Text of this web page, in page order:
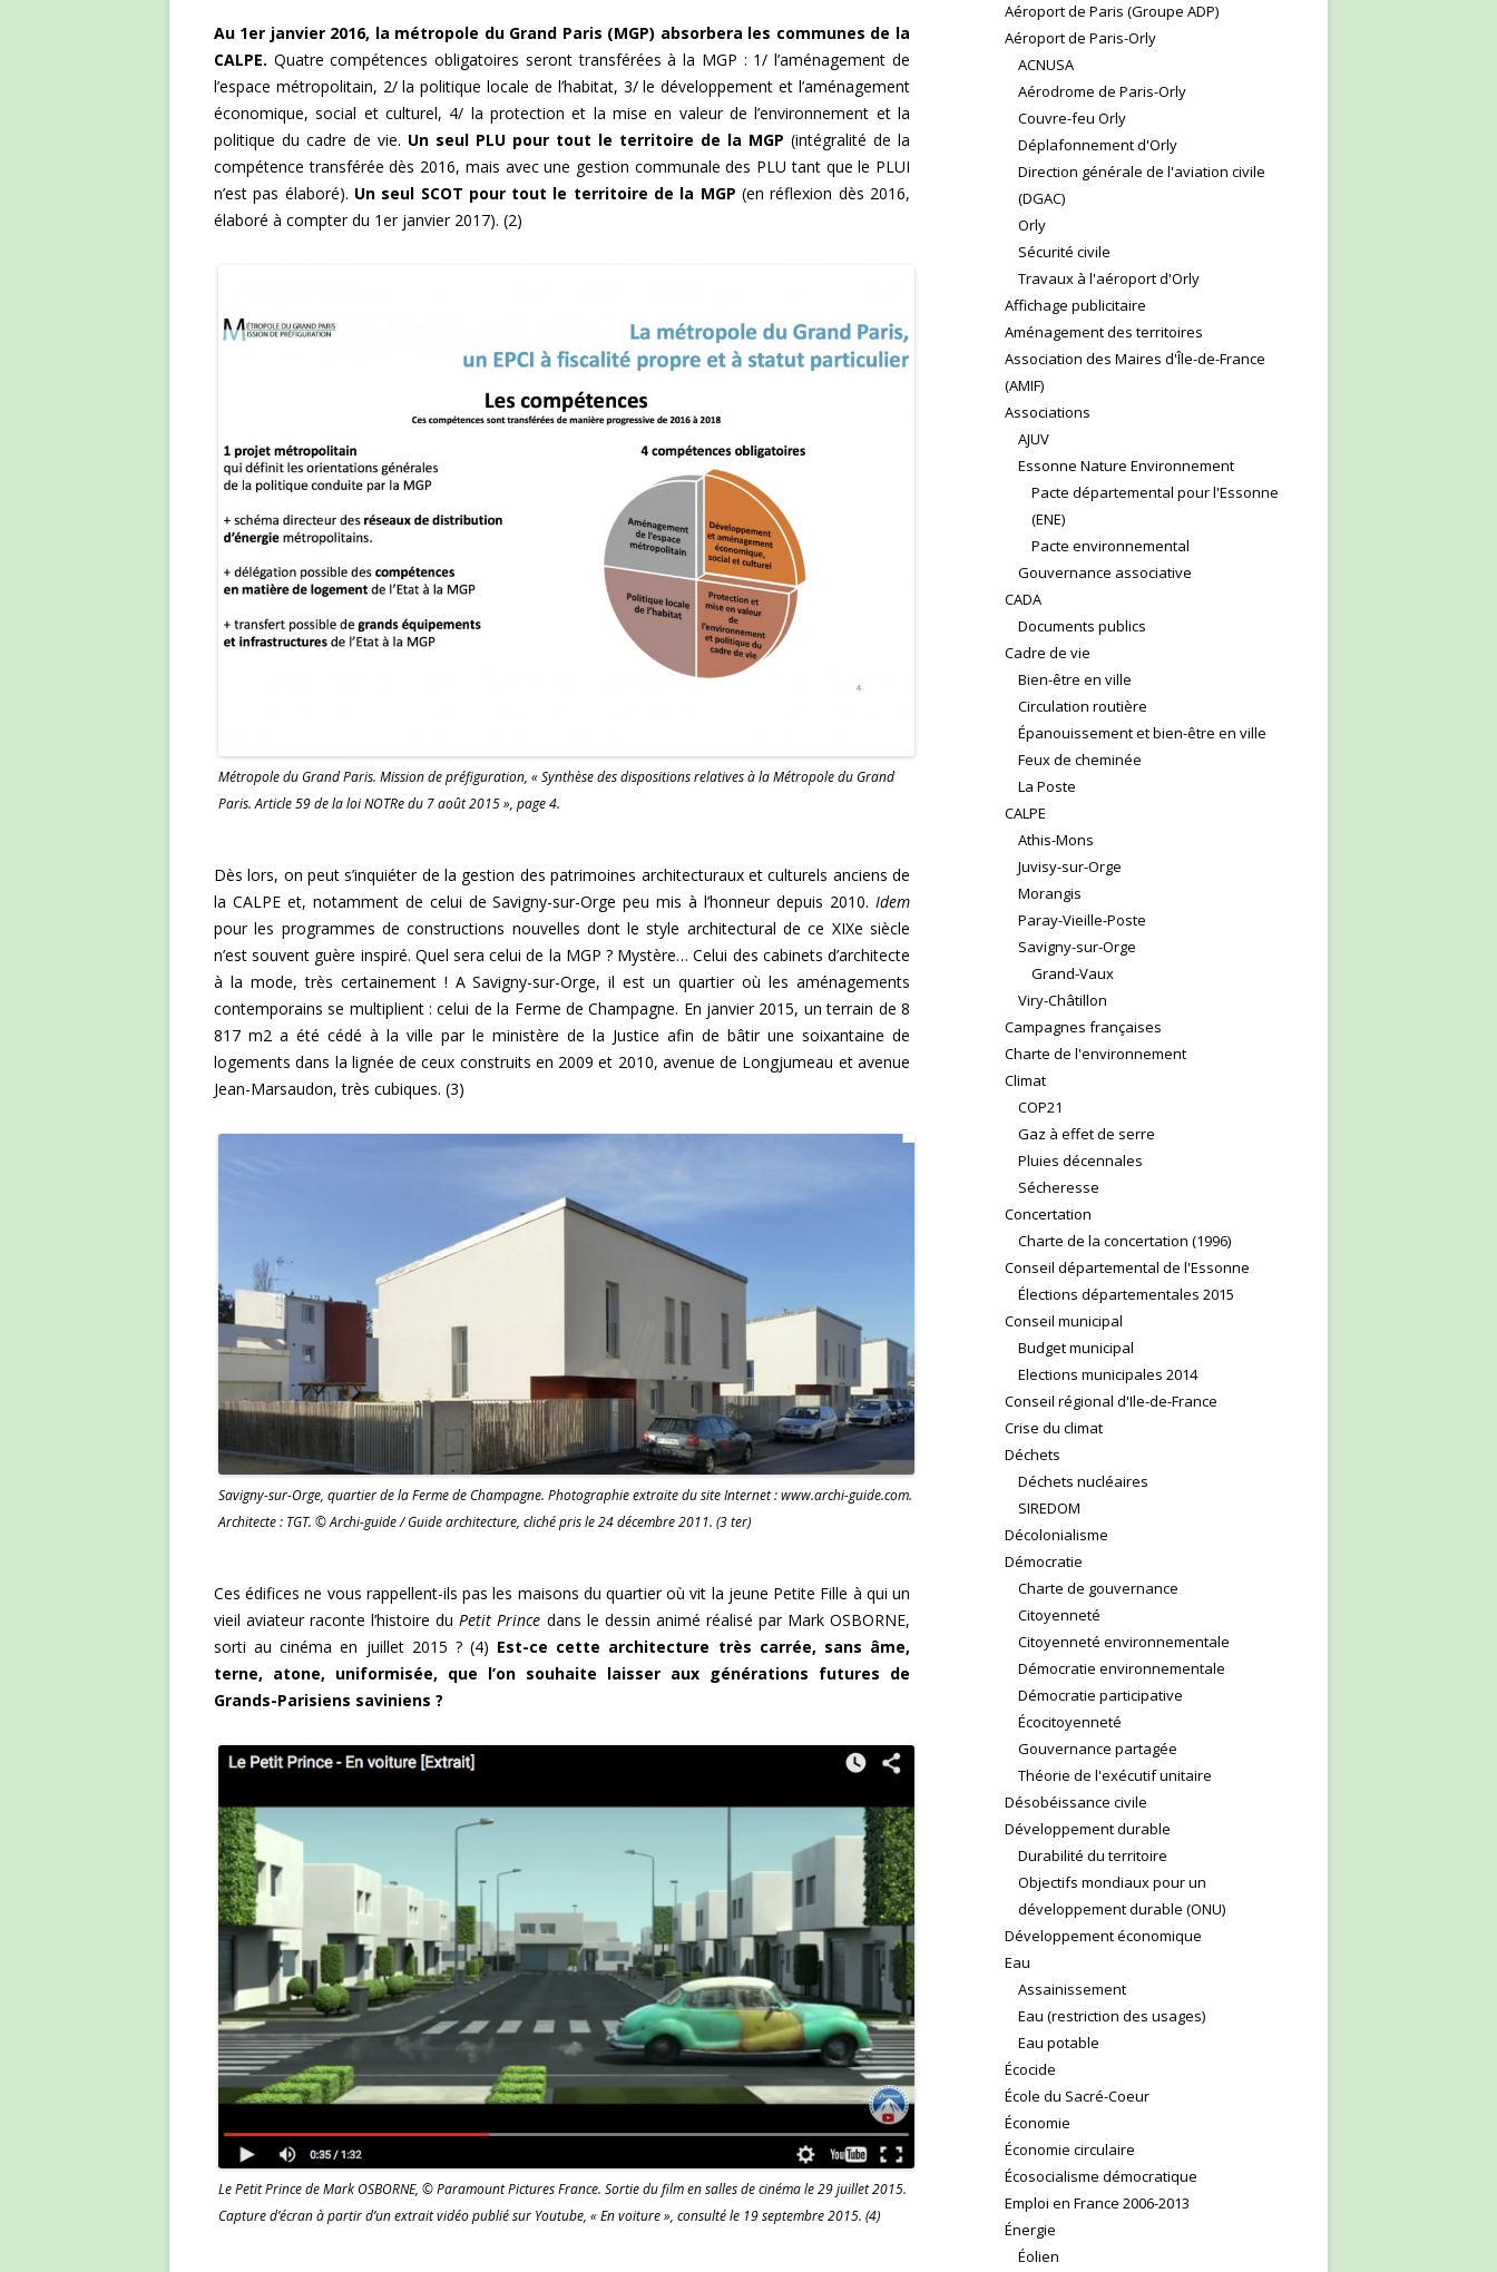
Au 1er janvier 2016, la métropole du Grand Paris (MGP) absorbera les communes de la
CALPE. Quatre compétences obligatoires seront transférées à la MGP : 1/ l’aménagement de
l’espace métropolitain, 2/ la politique locale de l’habitat, 3/ le développement et l’aménagement
économique, social et culturel, 4/ la protection et la mise en valeur de l’environnement et la
politique du cadre de vie. Un seul PLU pour tout le territoire de la MGP (intégralité de la
compétence transférée dès 2016, mais avec une gestion communale des PLU tant que le PLUI
n’est pas élaboré). Un seul SCOT pour tout le territoire de la MGP (en réflexion dès 2016,
élaboré à compter du 1er janvier 2017). (2)
Métropole du Grand Paris. Mission de préfiguration, « Synthèse des dispositions relatives à la Métropole du Grand
Paris. Article 59 de la loi NOTRe du 7 août 2015 », page 4.
Dès lors, on peut s’inquiéter de la gestion des patrimoines architecturaux et culturels anciens de
la CALPE et, notamment de celui de Savigny-sur-Orge peu mis à l’honneur depuis 2010. Idem
pour les programmes de constructions nouvelles dont le style architectural de ce XIXe siècle
n’est souvent guère inspiré. Quel sera celui de la MGP ? Mystère… Celui des cabinets d’architecte
à la mode, très certainement ! A Savigny-sur-Orge, il est un quartier où les aménagements
contemporains se multiplient : celui de la Ferme de Champagne. En janvier 2015, un terrain de 8
817 m2 a été cédé à la ville par le ministère de la Justice afin de bâtir une soixantaine de
logements dans la lignée de ceux construits en 2009 et 2010, avenue de Longjumeau et avenue
Jean-Marsaudon, très cubiques. (3)
Savigny-sur-Orge, quartier de la Ferme de Champagne. Photographie extraite du site Internet : www.archi-guide.com.
Architecte : TGT. © Archi-guide / Guide architecture, cliché pris le 24 décembre 2011. (3 ter)
Ces édifices ne vous rappellent-ils pas les maisons du quartier où vit la jeune Petite Fille à qui un
vieil aviateur raconte l’histoire duPetit Prince dans le dessin animé réalisé par Mark OSBORNE,
sorti au cinéma en juillet 2015 ? (4) Est-ce cette architecture très carrée, sans âme,
terne, atone, uniformisée, que l’on souhaite laisser aux générations futures de
Grands-Parisiens saviniens ?
Le Petit Prince de Mark OSBORNE, © Paramount Pictures France. Sortie du film en salles de cinéma le 29 juillet 2015.
Capture d’écran à partir d’un extrait vidéo publié sur Youtube, « En voiture », consulté le 19 septembre 2015. (4)
Aéroport de Paris (Groupe ADP)
Aéroport de Paris-Orly
ACNUSA
Aérodrome de Paris-Orly
Couvre-feu Orly
Déplafonnement d'Orly
Direction générale de l'aviation civile
(DGAC)
Orly
Sécurité civile
Travaux à l'aéroport d'Orly
Affichage publicitaire
Aménagement des territoires
Association des Maires d'Île-de-France
(AMIF)
Associations
AJUV
Essonne Nature Environnement
Pacte départemental pour l'Essonne
(ENE)
Pacte environnemental
Gouvernance associative
CADA
Documents publics
Cadre de vie
Bien-être en ville
Circulation routière
Épanouissement et bien-être en ville
Feux de cheminée
La Poste
CALPE
Athis-Mons
Juvisy-sur-Orge
Morangis
Paray-Vieille-Poste
Savigny-sur-Orge
Grand-Vaux
Viry-Châtillon
Campagnes françaises
Charte de l'environnement
Climat
COP21
Gaz à effet de serre
Pluies décennales
Sécheresse
Concertation
Charte de la concertation (1996)
Conseil départemental de l'Essonne
Élections départementales 2015
Conseil municipal
Budget municipal
Elections municipales 2014
Conseil régional d'Ile-de-France
Crise du climat
Déchets
Déchets nucléaires
SIREDOM
Décolonialisme
Démocratie
Charte de gouvernance
Citoyenneté
Citoyenneté environnementale
Démocratie environnementale
Démocratie participative
Écocitoyenneté
Gouvernance partagée
Théorie de l'exécutif unitaire
Désobéissance civile
Développement durable
Durabilité du territoire
Objectifs mondiaux pour un
développement durable (ONU)
Développement économique
Eau
Assainissement
Eau (restriction des usages)
Eau potable
Écocide
École du Sacré-Coeur
Économie
Économie circulaire
Écosocialisme démocratique
Emploi en France 2006-2013
Énergie
Éolien